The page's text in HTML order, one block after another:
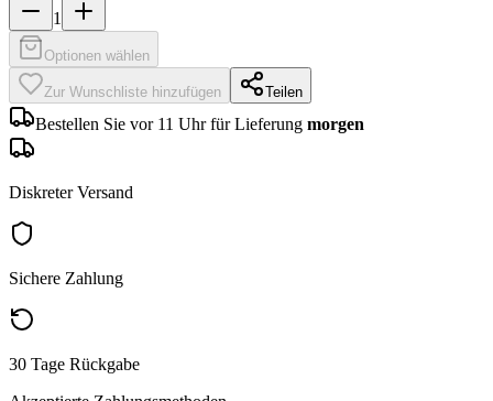
1
Optionen wählen
Zur Wunschliste hinzufügen Teilen
Bestellen Sie vor 11 Uhr für Lieferung morgen
Diskreter Versand
Sichere Zahlung
30 Tage Rückgabe